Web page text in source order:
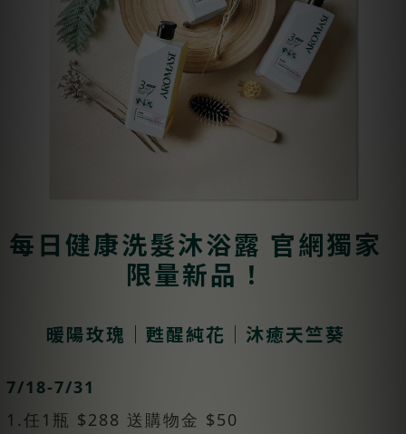
每日健康洗髮沐浴露 官網獨家
限量新品！
暖陽玫瑰｜甦醒純花｜沐癒天竺葵
7/18-7/31
1.任1瓶 $288 送購物金 $50